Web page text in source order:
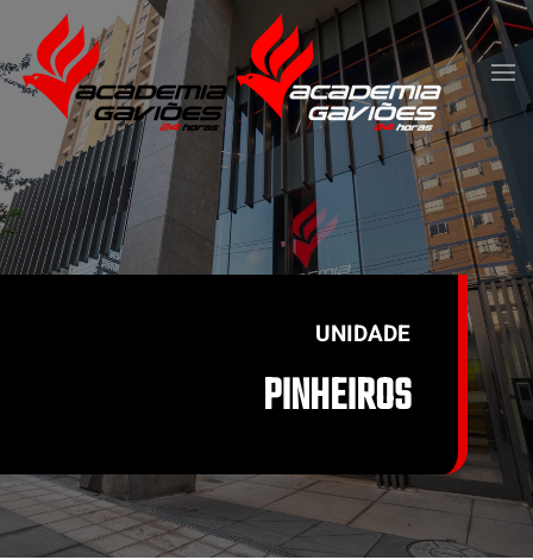
Skip to main content
UNIDADE
PINHEIROS